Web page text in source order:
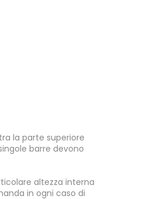
la parte superiore
barre devono
altezza interna
in ogni caso di